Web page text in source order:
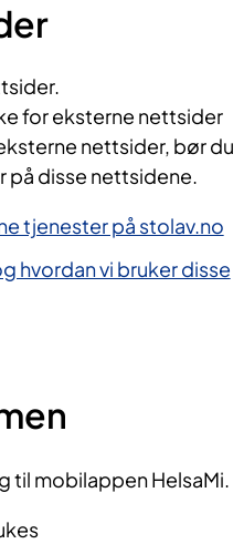
for eksterne nettsider
nettsider, bør du
disse nettsidene.
tjenester på stolav.no
hvordan vi bruker disse
til mobilappen HelsaMi.